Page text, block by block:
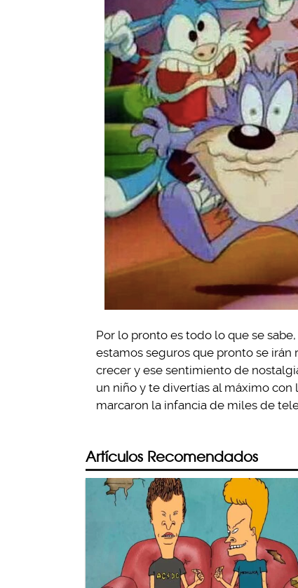
Por lo pronto es todo lo que se
estamos seguros que pronto se
crecer y ese sentimiento de
un niño y te divertías al máximo
marcaron la infancia de miles de
Artículos Recomendados